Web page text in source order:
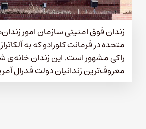
زندان فوق امنیتی سازمان امور
متحده در فرمانت کلورادو که به
راکی مشهور است. این زندان خانه‌ی
معروف‌ترین زندانیان دولت فدرال